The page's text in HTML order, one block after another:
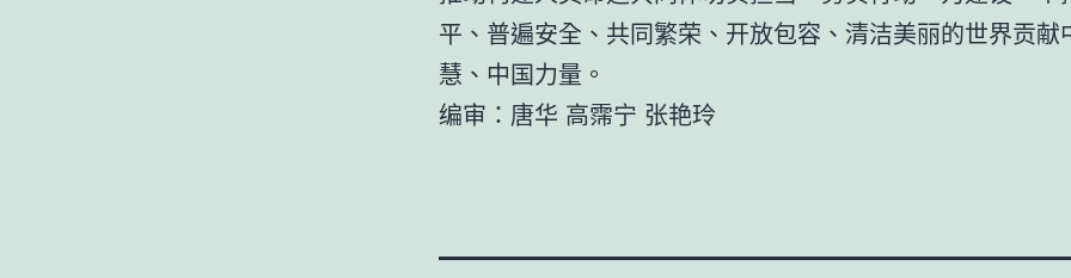
平、普遍安全、共同繁荣、开放包容、清洁美丽的世界贡献
慧、中国力量。
编审：唐华 高霈宁 张艳玲